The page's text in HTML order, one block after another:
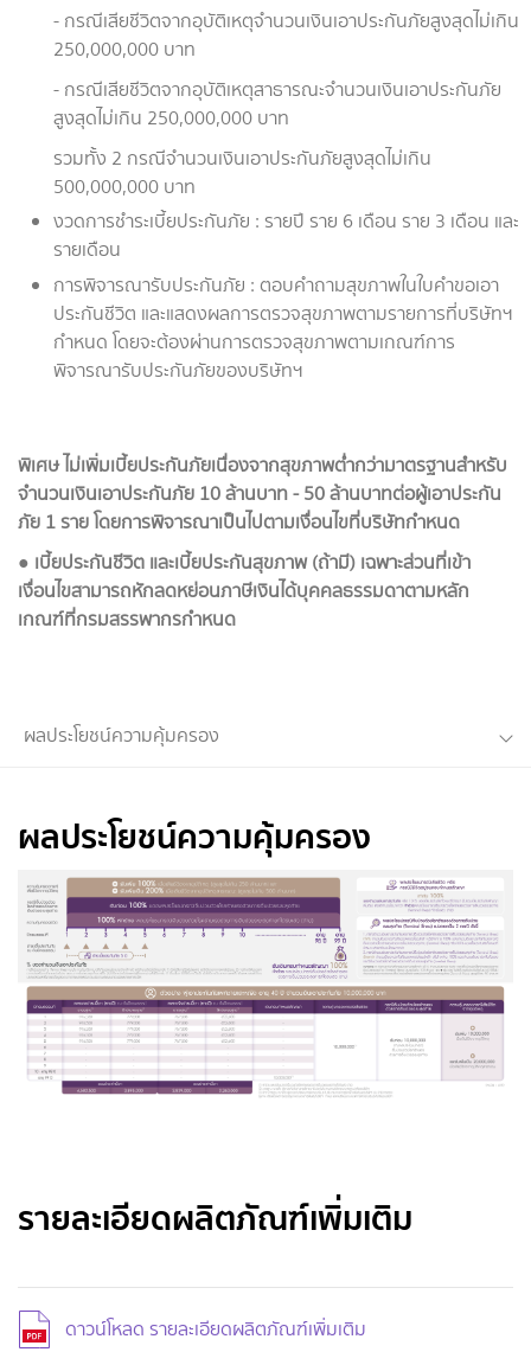
- กรณีเสียชีวิตจากอุบัติเหตุจำนวนเงินเอาประกันภัยสูงสุดไม่เกิน
250,000,000 บาท
- กรณีเสียชีวิตจากอุบัติเหตุสาธารณะจำนวนเงินเอาประกันภัย
สูงสุดไม่เกิน 250,000,000 บาท
รวมทั้ง 2 กรณีจำนวนเงินเอาประกันภัยสูงสุดไม่เกิน
500,000,000 บาท
งวดการชำระเบี้ยประกันภัย : รายปี ราย 6 เดือน ราย 3 เดือน และ
รายเดือน
การพิจารณารับประกันภัย : ตอบคำถามสุขภาพในใบคำขอเอา
ประกันชีวิต และแสดงผลการตรวจสุขภาพตามรายการที่บริษัทฯ
กำหนด โดยจะต้องผ่านการตรวจสุขภาพตามเกณฑ์การ
พิจารณารับประกันภัยของบริษัทฯ
พิเศษ ไม่เพิ่มเบี้ยประกันภัยเนื่องจากสุขภาพต่ำกว่ามาตรฐานสำหรับ
จำนวนเงินเอาประกันภัย 10 ล้านบาท - 50 ล้านบาทต่อผู้เอาประกัน
ภัย 1 ราย โดยการพิจารณาเป็นไปตามเงื่อนไขที่บริษัทกำหนด
● เบี้ยประกันชีวิต และเบี้ยประกันสุขภาพ (ถ้ามี) เฉพาะส่วนที่เข้า
เงื่อนไขสามารถหักลดหย่อนภาษีเงินได้บุคคลธรรมดาตามหลัก
เกณฑ์ที่กรมสรรพากรกำหนด
ผลประโยชน์ความคุ้มครอง
ผลประโยชน์ความคุ้มครอง
รายละเอียดผลิตภัณฑ์เพิ่มเติม
ดาวน์โหลด รายละเอียดผลิตภัณฑ์เพิ่มเติม